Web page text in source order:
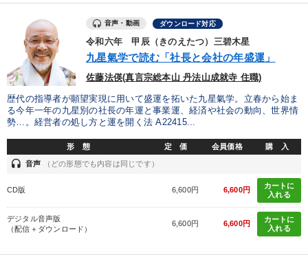
音声・動画 ダウンロード対応
令和六年 甲辰（きのえたつ）三碧木星
九星氣学で読む「社長と会社の年盛運」
佐藤法偀(真言宗総本山 丹法山成就寺 住職)
歴代の指導者が願望実現に用いて盛運を拓いた九星氣学。立春から始ま
る今年一年の九星別の社長の年運と事業運、経済や社会の動向、世界情
勢…。経営者の処し方と運を開く法 A22415...
形 態 定 価 会員価格 購 入
headset 音声 （どの形態でも内容は同じです）
CD版 6,600円 6,600円
カートに
入れる
デジタル音声版
（配信＋ダウンロード）
6,600円 6,600円
カートに
入れる